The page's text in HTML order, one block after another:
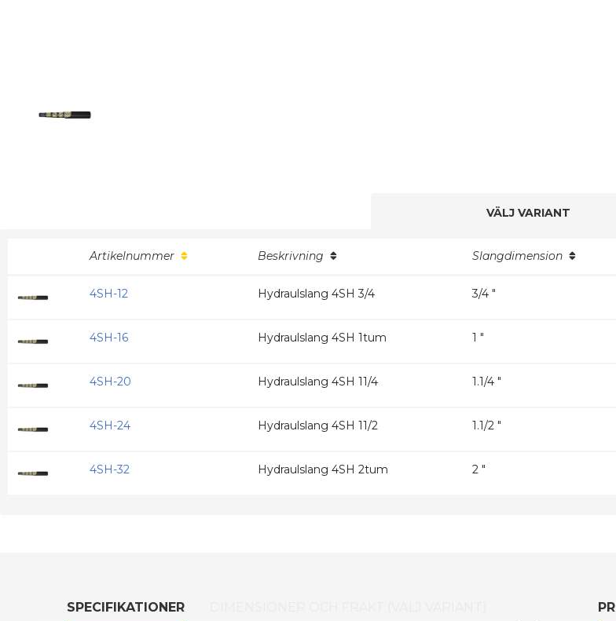
VÄLJ VARIANT
Artikelnummer Beskrivning Slangdimension
4SH-12 Hydraulslang 4SH 3/4 3/4 "
4SH-16 Hydraulslang 4SH 1tum 1 "
4SH-20 Hydraulslang 4SH 11/4 1.1/4 "
4SH-24 Hydraulslang 4SH 11/2 1.1/2 "
4SH-32 Hydraulslang 4SH 2tum 2 "
SPECIFIKATIONER